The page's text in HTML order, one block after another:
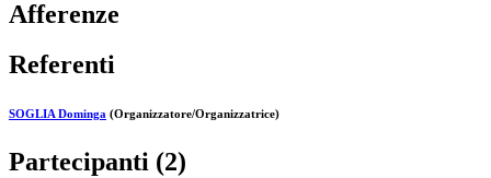
Afferenze
Referenti
SOGLIA Dominga (Organizzatore/Organizzatrice)
Partecipanti (2)